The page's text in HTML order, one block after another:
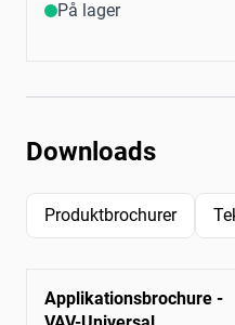
På lager
Downloads
Produktbrochurer
Applikationsbrochure -